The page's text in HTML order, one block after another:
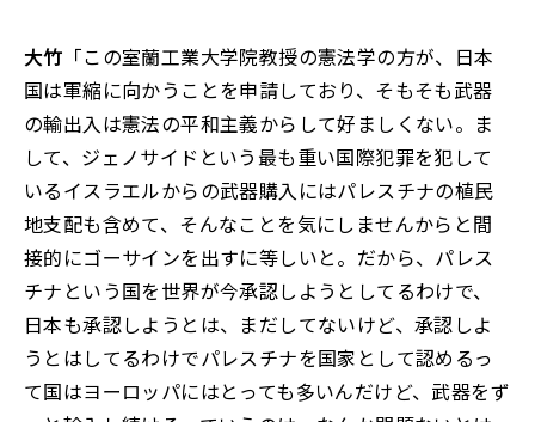
大竹 「この室蘭工業大学院教授の憲法学の方が、日本
国は軍縮に向かうことを申請しており、そもそも武器
の輸出入は憲法の平和主義からして好ましくない。ま
して、ジェノサイドという最も重い国際犯罪を犯して
いるイスラエルからの武器購入にはパレスチナの植民
地支配も含めて、そんなことを気にしませんからと間
接的にゴーサインを出すに等しいと。だから、パレス
チナという国を世界が今承認しようとしてるわけで、
日本も承認しようとは、まだしてないけど、承認しよ
うとはしてるわけでパレスチナを国家として認めるっ
て国はヨーロッパにはとっても多いんだけど、武器をず